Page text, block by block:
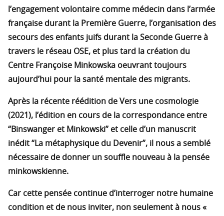
l’engagement volontaire comme médecin dans l’armée
française durant la Première Guerre, l’organisation des
secours des enfants juifs durant la Seconde Guerre à
travers le réseau OSE, et plus tard la création du
Centre Françoise Minkowska oeuvrant toujours
aujourd’hui pour la santé mentale des migrants.
Après la récente réédition de Vers une cosmologie
(2021), l’édition en cours de la correspondance entre
“Binswanger et Minkowski” et celle d’un manuscrit
inédit “La métaphysique du Devenir”, il nous a semblé
nécessaire de donner un souffle nouveau à la pensée
minkowskienne.
Car cette pensée continue d’interroger notre humaine
condition et de nous inviter, non seulement à nous «